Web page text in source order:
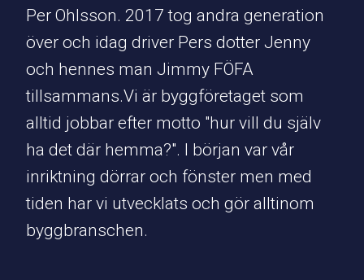
Per Ohlsson. 2017 tog andra generation
över och idag driver Pers dotter Jenny
och hennes man Jimmy FÖFA
tillsammans.Vi är byggföretaget som
alltid jobbar efter motto "hur vill du själv
ha det där hemma?". I början var vår
inriktning dörrar och fönster men med
tiden har vi utvecklats och gör alltinom
byggbranschen.